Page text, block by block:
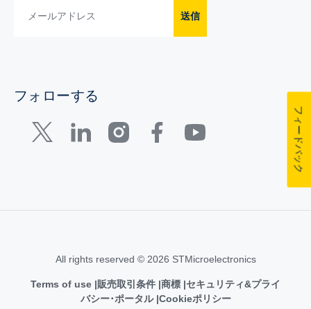
送信
フォローする
All rights reserved © 2026 STMicroelectronics
Terms of use 販売取引条件 商標 セキュリティ&プライ
バシー･ポータル Cookieポリシー
フィードバック